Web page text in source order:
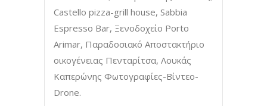
Castello pizza-grill house, Sabbia
Espresso Bar, Ξενοδοχείο Porto
Arimar, Παραδοσιακό Αποστακτήριο
οικογένειας Πενταρίτσα, Λουκάς
Καπερώνης Φωτογραφίες-Βίντεο-
Drone.